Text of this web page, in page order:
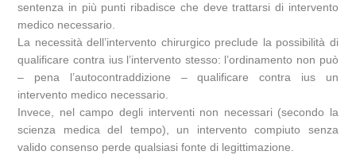
sentenza in più punti ribadisce che deve trattarsi di intervento
medico necessario.
La necessità dell’intervento chirurgico preclude la possibilità di
qualificare contra ius l’intervento stesso: l’ordinamento non può
– pena l’autocontraddizione – qualificare contra ius un
intervento medico necessario.
Invece, nel campo degli interventi non necessari (secondo la
scienza medica del tempo), un intervento compiuto senza
valido consenso perde qualsiasi fonte di legittimazione.